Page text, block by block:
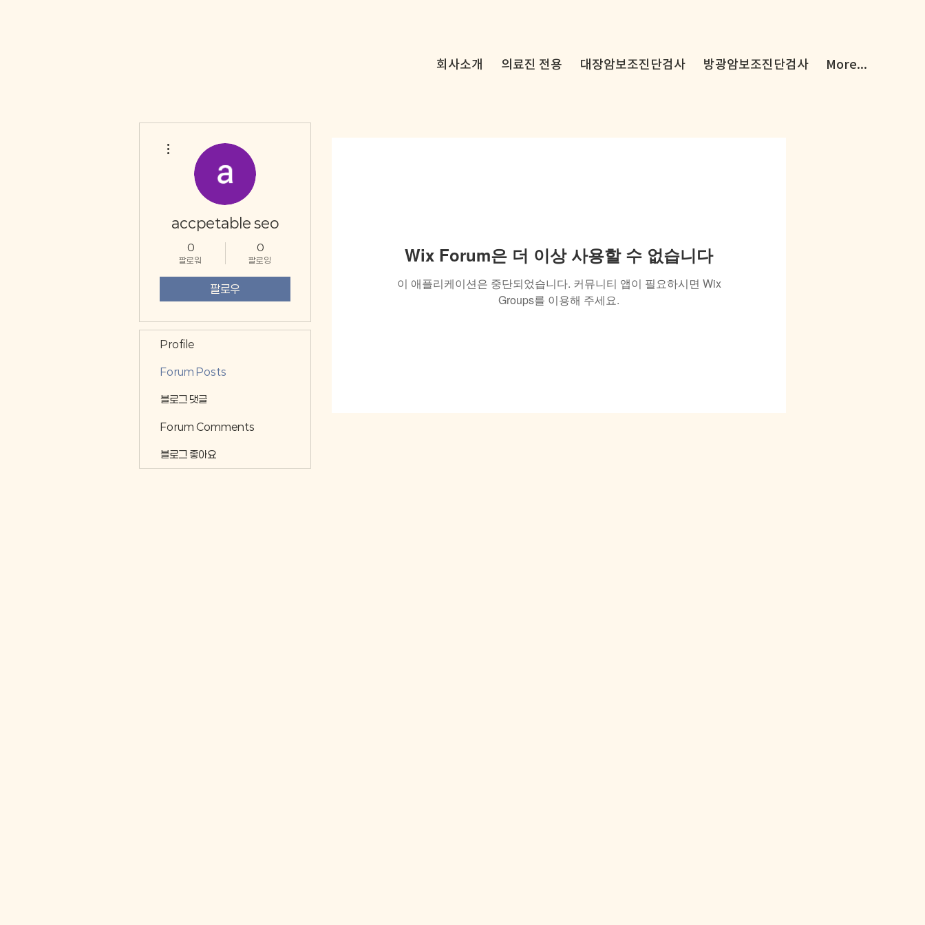
회사소개 의료진 전용 대장암보조진단검사 방광암보조진단검사 More...
Wix Forum은 더 이상 사용할 수 없습니다
이 애플리케이션은 중단되었습니다. 커뮤니티 앱이 필요하시면 Wix
Groups를 이용해 주세요.
accpetable seo
0
팔로워
0
팔로잉
팔로우
Profile
Forum Posts
블로그 댓글
Forum Comments
블로그 좋아요